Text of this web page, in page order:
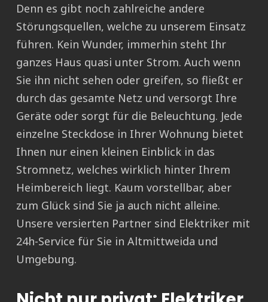
Denn es gibt noch zahlreiche andere
Störungsquellen, welche zu unserem Einsatz
führen. Kein Wunder, immerhin steht Ihr
ganzes Haus quasi unter Strom. Auch wenn
Sie ihn nicht sehen oder greifen, so fließt er
durch das gesamte Netz und versorgt Ihre
Geräte oder sorgt für die Beleuchtung. Jede
einzelne Steckdose in Ihrer Wohnung bietet
Ihnen nur einen kleinen Einblick in das
Stromnetz, welches wirklich hinter Ihrem
Heimbereich liegt. Kaum vorstellbar, aber
zum Glück sind Sie ja auch nicht alleine.
Unsere versierten Partner sind Elektriker mit
24h-Service für Sie in Altmittweida und
Umgebung.